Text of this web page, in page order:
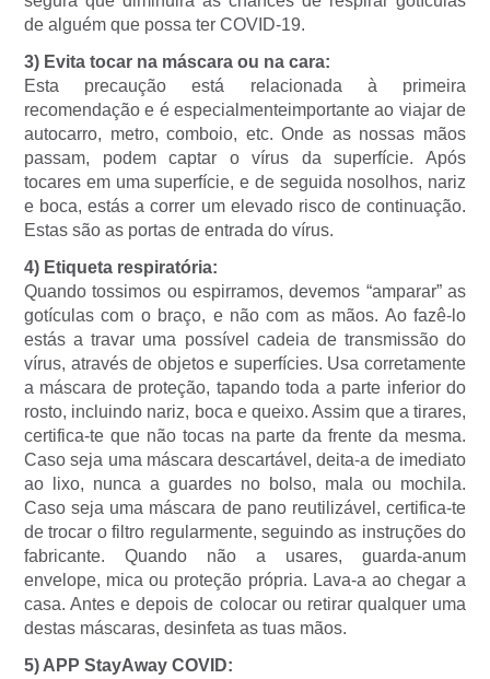
de alguém que possa ter COVID-19.
3) Evita tocar na máscara ou na cara:
Esta precaução está relacionada à primeira
recomendação e é especialmenteimportante ao viajar de
autocarro, metro, comboio, etc. Onde as nossas mãos
passam, podem captar o vírus da superfície. Após
tocares em uma superfície, e de seguida nosolhos, nariz
e boca, estás a correr um elevado risco de continuação.
Estas são as portas de entrada do vírus.
4) Etiqueta respiratória:
Quando tossimos ou espirramos, devemos “amparar” as
gotículas com o braço, e não com as mãos. Ao fazê-lo
estás a travar uma possível cadeia de transmissão do
vírus, através de objetos e superfícies. Usa corretamente
a máscara de proteção, tapando toda a parte inferior do
rosto, incluindo nariz, boca e queixo. Assim que a tirares,
certifica-te que não tocas na parte da frente da mesma.
Caso seja uma máscara descartável, deita-a de imediato
ao lixo, nunca a guardes no bolso, mala ou mochila.
Caso seja uma máscara de pano reutilizável, certifica-te
de trocar o filtro regularmente, seguindo as instruções do
fabricante. Quando não a usares, guarda-anum
envelope, mica ou proteção própria. Lava-a ao chegar a
casa. Antes e depois de colocar ou retirar qualquer uma
destas máscaras, desinfeta as tuas mãos.
5) APP StayAway COVID: